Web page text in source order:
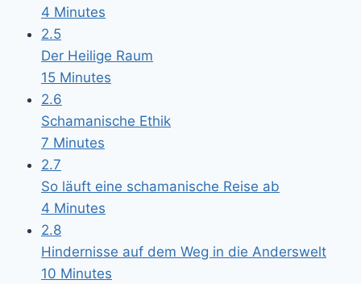
4 Minutes
2.5
Der Heilige Raum
15 Minutes
2.6
Schamanische Ethik
7 Minutes
2.7
So läuft eine schamanische Reise ab
4 Minutes
2.8
Hindernisse auf dem Weg in die Anderswelt
10 Minutes